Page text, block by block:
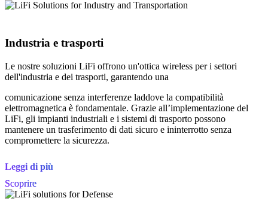
Industria e trasporti
Le nostre soluzioni LiFi offrono un'ottica wireless per i settori
dell'industria e dei trasporti, garantendo una
Leggi di più
comunicazione senza interferenze laddove la compatibilità
elettromagnetica è fondamentale. Grazie all’implementazione del
LiFi, gli impianti industriali e i sistemi di trasporto possono
mantenere un trasferimento di dati sicuro e ininterrotto senza
compromettere la sicurezza.
Scoprire